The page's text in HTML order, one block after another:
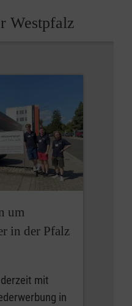
Westpfalz
um
in der Pfalz
mit
in